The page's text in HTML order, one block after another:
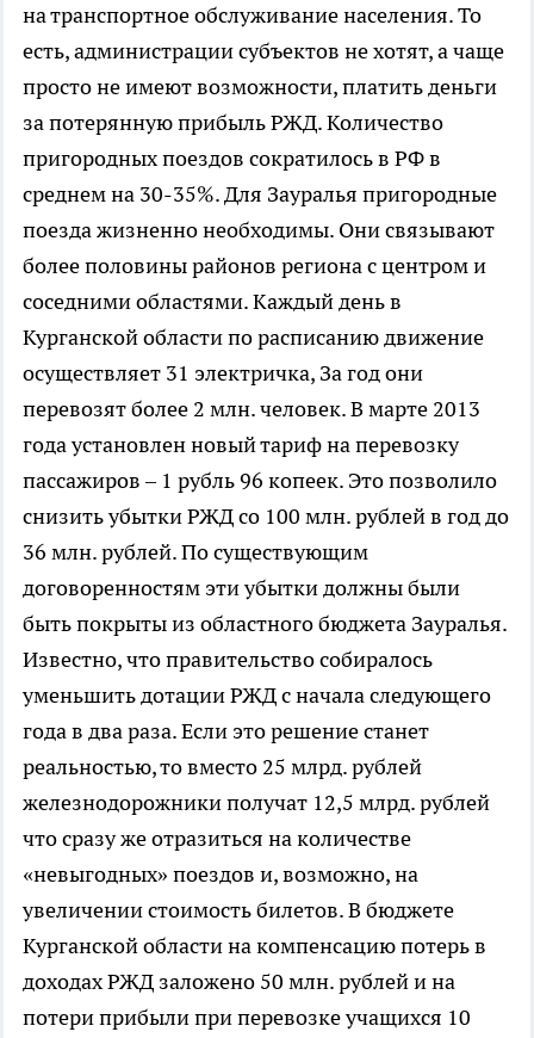
на транспортное обслуживание населения. То
есть, администрации субъектов не хотят, а чаще
просто не имеют возможности, платить деньги
за потерянную прибыль РЖД. Количество
пригородных поездов сократилось в РФ в
среднем на 30-35%. Для Зауралья пригородные
поезда жизненно необходимы. Они связывают
более половины районов региона с центром и
соседними областями. Каждый день в
Курганской области по расписанию движение
осуществляет 31 электричка, За год они
перевозят более 2 млн. человек. В марте 2013
года установлен новый тариф на перевозку
пассажиров – 1 рубль 96 копеек. Это позволило
снизить убытки РЖД со 100 млн. рублей в год до
36 млн. рублей. По существующим
договоренностям эти убытки должны были
быть покрыты из областного бюджета Зауралья.
Известно, что правительство собиралось
уменьшить дотации РЖД с начала следующего
года в два раза. Если это решение станет
реальностью, то вместо 25 млрд. рублей
железнодорожники получат 12,5 млрд. рублей
что сразу же отразиться на количестве
«невыгодных» поездов и, возможно, на
увеличении стоимость билетов. В бюджете
Курганской области на компенсацию потерь в
доходах РЖД заложено 50 млн. рублей и на
потери прибыли при перевозке учащихся 10